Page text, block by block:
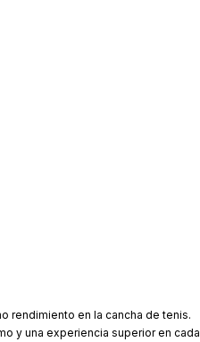
rendimiento en la cancha de tenis.
y una experiencia superior en cada